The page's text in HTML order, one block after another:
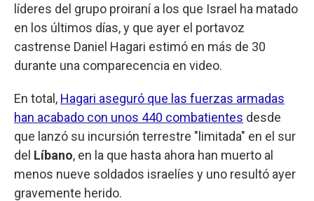
líderes del grupo proiraní a los que Israel ha matado
en los últimos días, y que ayer el portavoz
castrense Daniel Hagari estimó en más de 30
durante una comparecencia en video.
En total, Hagari aseguró que las fuerzas armadas
han acabado con unos 440 combatientes desde
que lanzó su incursión terrestre "limitada" en el sur
del Líbano, en la que hasta ahora han muerto al
menos nueve soldados israelíes y uno resultó ayer
gravemente herido.